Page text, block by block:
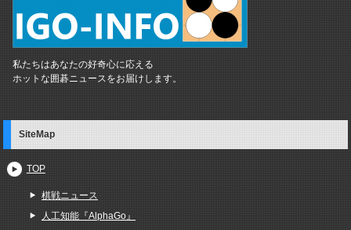
私たちはあなたの好奇心に応える
ホットな囲碁ニュースをお届けします。
SiteMap
TOP
棋戦ニュース
人工知能『AlphaGo』